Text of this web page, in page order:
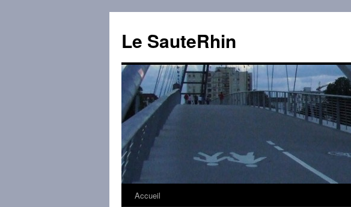
contenu
Le SauteRhin
Accueil